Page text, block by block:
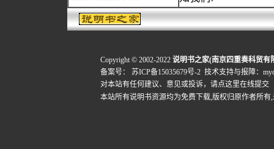
Copyright © 2002-2022 说明书之家(南京四重奏科贸有
备案号：
苏ICP备15035679号-2 技术支持与报障：
对本站有任何建议、意见或投诉， 请点这里在线提交
本站所有说明书资源均为免费下载,版权归原作者所